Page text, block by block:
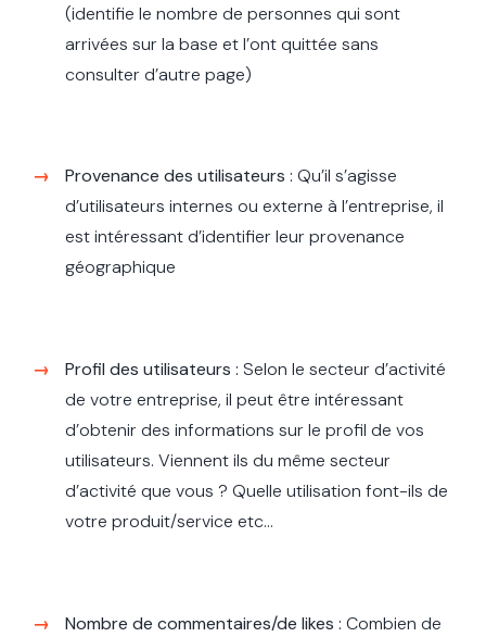
(identifie le nombre de personnes qui sont
arrivées sur la base et l’ont quittée sans
consulter d’autre page)
Provenance des utilisateurs : Qu’il s’agisse
d’utilisateurs internes ou externe à l’entreprise, il
est intéressant d’identifier leur provenance
géographique
Profil des utilisateurs : Selon le secteur d’activité
de votre entreprise, il peut être intéressant
d’obtenir des informations sur le profil de vos
utilisateurs. Viennent ils du même secteur
d’activité que vous ? Quelle utilisation font-ils de
votre produit/service etc...
Nombre de commentaires/de likes : Combien de